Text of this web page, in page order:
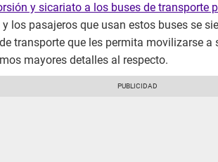
y sicariato a los buses de transporte
y los pasajeros que usan estos buses se
transporte que les permita movilizarse a
mayores detalles al respecto.